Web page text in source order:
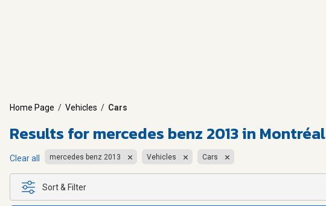
Home Page / Vehicles / Cars
Results formercedes benz 2013 in Montréal
Clear all mercedes benz 2013 Vehicles Cars
Sort & Filter